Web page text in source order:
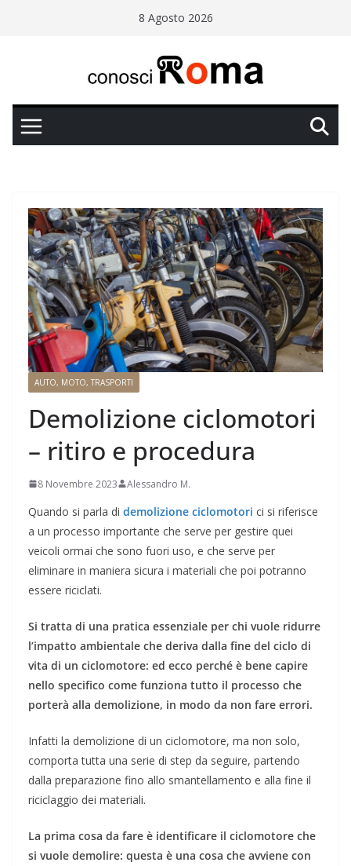
8 Agosto 2026
AUTO, MOTO, TRASPORTI
Demolizione ciclomotori
– ritiro e procedura
8 Novembre 2023 Alessandro M.
Quando si parla di demolizione ciclomotori ci si riferisce
a un processo importante che serve per gestire quei
veicoli ormai che sono fuori uso, e che serve per
eliminare in maniera sicura i materiali che poi potranno
essere riciclati.
Si tratta di una pratica essenziale per chi vuole ridurre
l’impatto ambientale che deriva dalla fine del ciclo di
vita di un ciclomotore: ed ecco perché è bene capire
nello specifico come funziona tutto il processo che
porterà alla demolizione, in modo da non fare errori.
Infatti la demolizione di un ciclomotore, ma non solo,
comporta tutta una serie di step da seguire, partendo
dalla preparazione fino allo smantellamento e alla fine il
riciclaggio dei materiali.
La prima cosa da fare è identificare il ciclomotore che
si vuole demolire: questa è una cosa che avviene con